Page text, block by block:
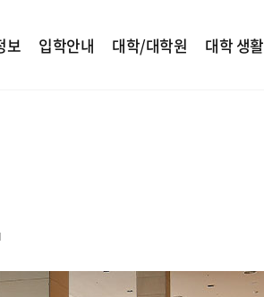
보 입학안내 대학/대학원 대학 생활